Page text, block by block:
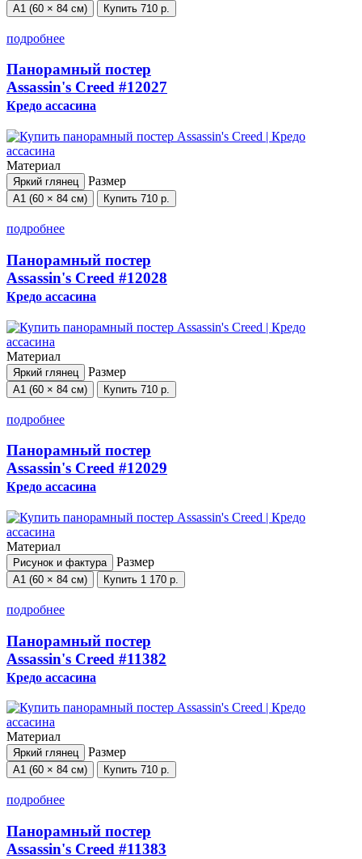
А1 (60 × 84 см) Купить 710 р.
подробнее
Панорамный постер
Assassin's Creed #12027
Кредо ассасина
Материал
Яркий глянец Размер
А1 (60 × 84 см) Купить 710 р.
подробнее
Панорамный постер
Assassin's Creed #12028
Кредо ассасина
Материал
Яркий глянец Размер
А1 (60 × 84 см) Купить 710 р.
подробнее
Панорамный постер
Assassin's Creed #12029
Кредо ассасина
Материал
Рисунок и фактура Размер
А1 (60 × 84 см) Купить 1 170 р.
подробнее
Панорамный постер
Assassin's Creed #11382
Кредо ассасина
Материал
Яркий глянец Размер
А1 (60 × 84 см) Купить 710 р.
подробнее
Панорамный постер
Assassin's Creed #11383